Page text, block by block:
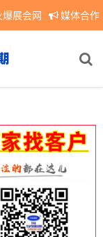
展会网 媒体合作